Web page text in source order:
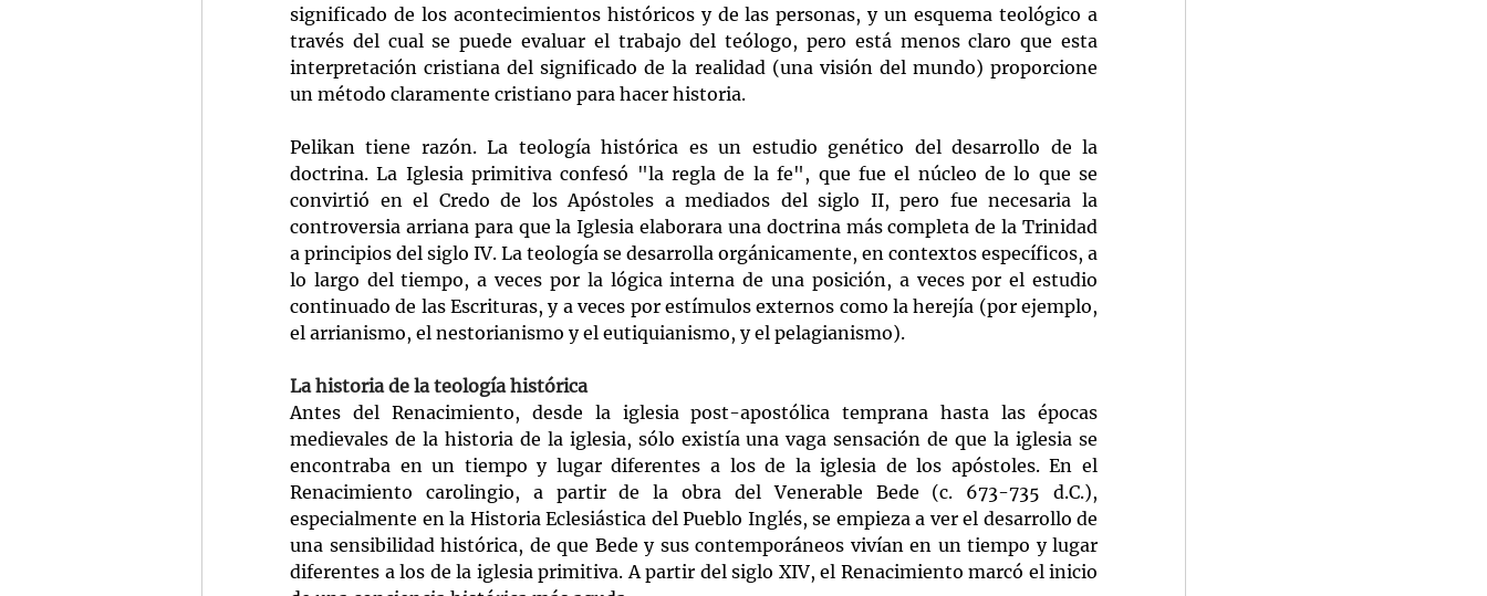
significado de los acontecimientos históricos y de las personas, y un esquema teológico a
través del cual se puede evaluar el trabajo del teólogo, pero está menos claro que esta
interpretación cristiana del significado de la realidad (una visión del mundo) proporcione
un método claramente cristiano para hacer historia.
Pelikan tiene razón. La teología histórica es un estudio genético del desarrollo de la
doctrina. La Iglesia primitiva confesó "la regla de la fe", que fue el núcleo de lo que se
convirtió en el Credo de los Apóstoles a mediados del siglo II, pero fue necesaria la
controversia arriana para que la Iglesia elaborara una doctrina más completa de la Trinidad
a principios del siglo IV. La teología se desarrolla orgánicamente, en contextos específicos, a
lo largo del tiempo, a veces por la lógica interna de una posición, a veces por el estudio
continuado de las Escrituras, y a veces por estímulos externos como la herejía (por ejemplo,
el arrianismo, el nestorianismo y el eutiquianismo, y el pelagianismo).
La historia de la teología histórica
Antes del Renacimiento, desde la iglesia post-apostólica temprana hasta las épocas
medievales de la historia de la iglesia, sólo existía una vaga sensación de que la iglesia se
encontraba en un tiempo y lugar diferentes a los de la iglesia de los apóstoles. En el
Renacimiento carolingio, a partir de la obra del Venerable Bede (c. 673-735 d.C.),
especialmente en la Historia Eclesiástica del Pueblo Inglés, se empieza a ver el desarrollo de
una sensibilidad histórica, de que Bede y sus contemporáneos vivían en un tiempo y lugar
diferentes a los de la iglesia primitiva. A partir del siglo XIV, el Renacimiento marcó el inicio